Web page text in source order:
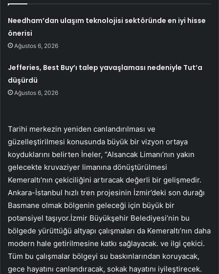
Needham’dan ulaşım teknolojisi sektöründe en iyi hisse
önerisi
Ağustos 6, 2026
Jefferies, Best Buy’ı talep yavaşlaması nedeniyle Tut’a
düşürdü
Ağustos 6, 2026
Tarihi merkezin yeniden canlandırılması ve
güzelleştirilmesi konusunda büyük bir vizyon ortaya
koyduklarını belirten İneler, “Alsancak Limanı’nın yakın
gelecekte kruvaziyer limanına dönüştürülmesi
Kemeraltı’nın çekiciliğini artıracak değerli bir gelişmedir.
Ankara-İstanbul hızlı tren projesinin İzmir’deki son durağı
Basmane olmak bölgenin geleceği için büyük bir
potansiyel taşıyor.İzmir Büyükşehir Belediyesi’nin bu
bölgede yürüttüğü altyapı çalışmaları da Kemeraltı’nın daha
modern hale getirilmesine katkı sağlayacak. ve ilgi çekici.
Tüm bu çalışmalar bölgeyi su baskınlarından koruyacak,
gece hayatını canlandıracak, sokak hayatını iyileştirecek.